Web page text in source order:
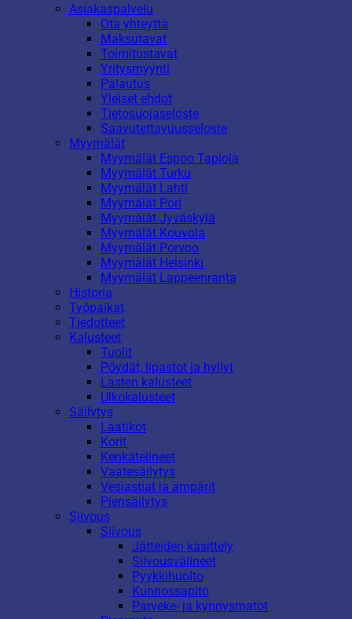
Asiakaspalvelu
Ota yhteyttä
Maksutavat
Toimitustavat
Yritysmyynti
Palautus
Yleiset ehdot
Tietosuojaseloste
Saavutettavuusseloste
Myymälät
Myymälät Espoo Tapiola
Myymälät Turku
Myymälät Lahti
Myymälät Pori
Myymälät Jyväskylä
Myymälät Kouvola
Myymälät Porvoo
Myymälät Helsinki
Myymälät Lappeenranta
Historia
Työpaikat
Tiedotteet
Kalusteet
Tuolit
Pöydät, lipastot ja hyllyt
Lasten kalusteet
Ulkokalusteet
Säilytys
Laatikot
Korit
Kenkätelineet
Vaatesäilytys
Vesiastiat ja ämpärit
Piensäilytys
Siivous
Siivous
Jätteiden käsittely
Siivousvälineet
Pyykkihuolto
Kunnossapito
Parveke- ja kynnysmatot